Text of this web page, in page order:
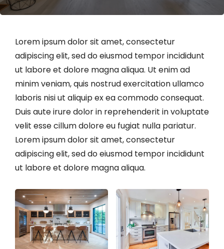
Lorem ipsum dolor sit amet, consectetur
adipiscing elit, sed do eiusmod tempor incididunt
ut labore et dolore magna aliqua. Ut enim ad
minim veniam, quis nostrud exercitation ullamco
laboris nisi ut aliquip ex ea commodo consequat.
Duis aute irure dolor in reprehenderit in voluptate
velit esse cillum dolore eu fugiat nulla pariatur.
Lorem ipsum dolor sit amet, consectetur
adipiscing elit, sed do eiusmod tempor incididunt
ut labore et dolore magna aliqua.